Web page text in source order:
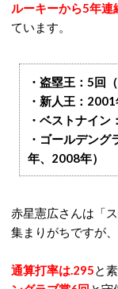
ルーキーから5年
ています。
・盗塁王：5回
・新人王：
・ベストナイン
・ゴールデン
年、2008年）
赤星憲広さんは「
集まりがちですが
通算打率は.295と